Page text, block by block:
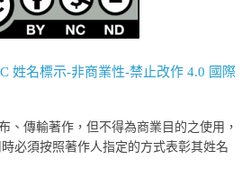
姓名標示-非商業性-禁止改作 4.0 國際
、傳輸著作，但不得為商業目的之使用，
必須按照著作人指定的方式表彰其姓名